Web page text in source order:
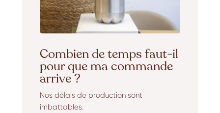
Combien de temps faut-il
pour que ma commande
arrive ?
Nos délais de production sont
imbattables.